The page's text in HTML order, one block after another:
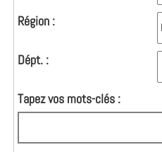
Région :
Dépt. :
Tapez vos mots-clés :